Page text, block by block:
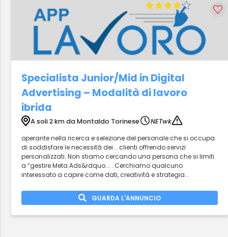
Specialista Junior/Mid in Digital
Advertising – Modalità di lavoro
ibrida
A soli 2 km da Montaldo Torinese
NETwk
operante nella ricerca e selezione del personale che si occupa
di soddisfare le necessità dei... clienti offrendo servizi
personalizzati. Non stiamo cercando una persona che si limiti
a “gestire Meta Ads&rdquo... . Cerchiamo qualcuno
interessato a capire come dati, creatività e strategia...
GUARDA L'ANNUNCIO